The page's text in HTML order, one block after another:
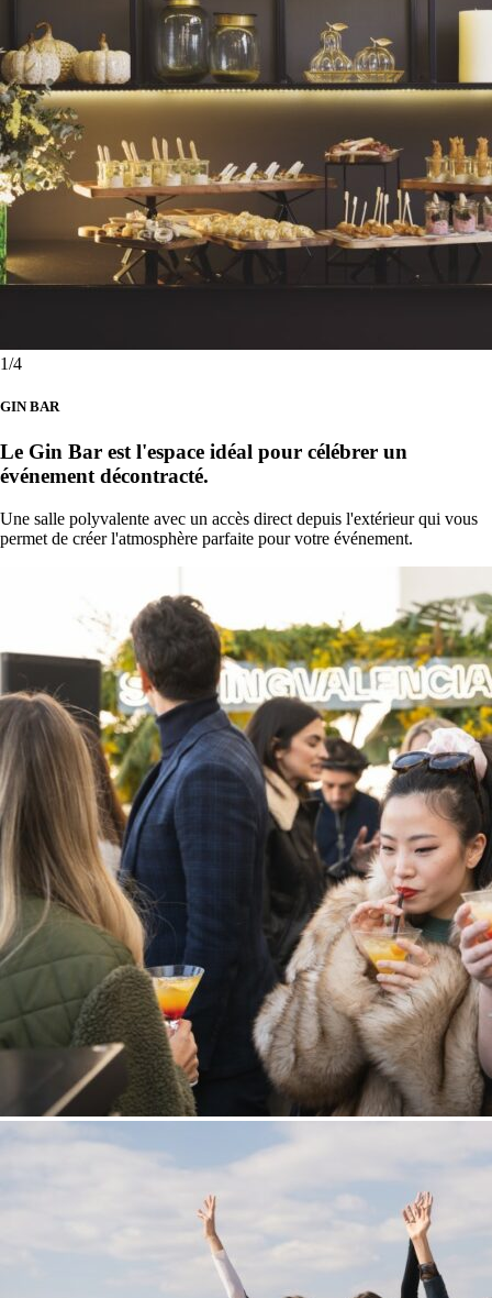
1/4
GIN BAR
Le Gin Bar est l'espace idéal pour célébrer un
événement décontracté.
Une salle polyvalente avec un accès direct depuis l'extérieur qui vous
permet de créer l'atmosphère parfaite pour votre événement.